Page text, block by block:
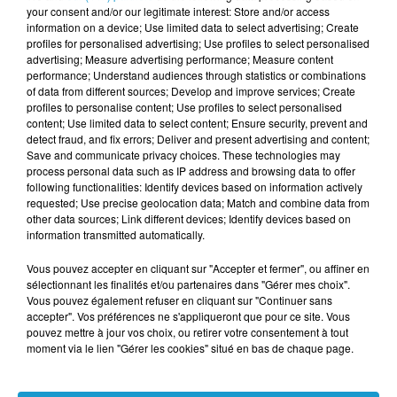
chevaux.
Léa Lejong, maréchale ferrante en Bretagne
Léa Lejong, maréchale ferrante en Bretagne
Crédit :Léa Lejong, maréchale ferrante en Bretagne
Publié : 17 janvier 2024 à 9h19
TITRES DIFFUSÉS Voir plus
2h41
2h41 2h37
2h37 2h33
2h33
your consent and/or our legitimate interest: Store and/or access
information on a device; Use limited data to select advertising; Create
profiles for personalised advertising; Use profiles to select personalised
advertising; Measure advertising performance; Measure content
performance; Understand audiences through statistics or combinations
of data from different sources; Develop and improve services; Create
profiles to personalise content; Use profiles to select personalised
content; Use limited data to select content; Ensure security, prevent and
detect fraud, and fix errors; Deliver and present advertising and content;
Save and communicate privacy choices. These technologies may
process personal data such as IP address and browsing data to offer
following functionalities: Identify devices based on information actively
requested; Use precise geolocation data; Match and combine data from
other data sources; Link different devices; Identify devices based on
information transmitted automatically.
Vous pouvez accepter en cliquant sur "Accepter et fermer", ou affiner en
sélectionnant les finalités et/ou partenaires dans "Gérer mes choix".
Vous pouvez également refuser en cliquant sur "Continuer sans
accepter". Vos préférences ne s'appliqueront que pour ce site. Vous
pouvez mettre à jour vos choix, ou retirer votre consentement à tout
moment via le lien "Gérer les cookies" situé en bas de chaque page.